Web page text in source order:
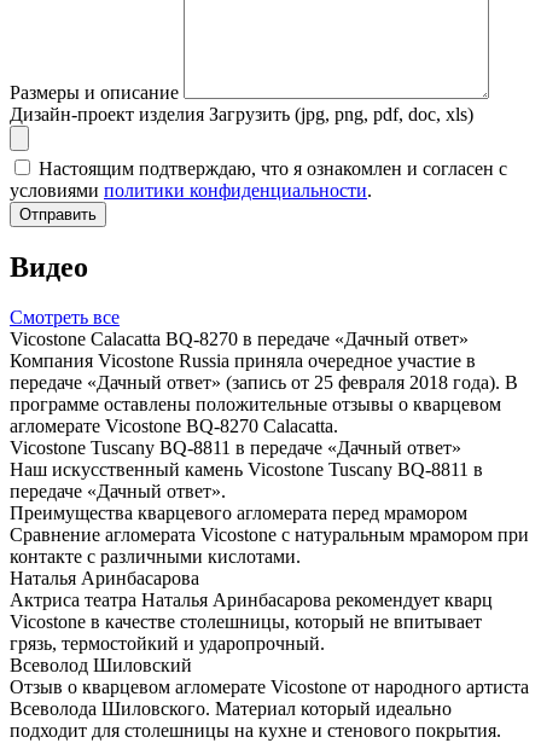
Размеры и описание
Дизайн-проект изделия Загрузить (jpg, png, pdf, doc, xls)
Настоящим подтверждаю, что я ознакомлен и согласен с
условиями политики конфиденциальности.
Отправить
Видео
Смотреть все
Vicostone Calacatta BQ-8270 в передаче «Дачный ответ»
Компания Vicostone Russia приняла очередное участие в
передаче «Дачный ответ» (запись от 25 февраля 2018 года). В
программе оставлены положительные отзывы о кварцевом
агломерате Vicostone BQ-8270 Calacatta.
Vicostone Tuscany BQ-8811 в передаче «Дачный ответ»
Наш искусственный камень Vicostone Tuscany BQ-8811 в
передаче «Дачный ответ».
Преимущества кварцевого агломерата перед мрамором
Сравнение агломерата Vicostone с натуральным мрамором при
контакте с различными кислотами.
Наталья Аринбасарова
Актриса театра Наталья Аринбасарова рекомендует кварц
Vicostone в качестве столешницы, который не впитывает
грязь, термостойкий и ударопрочный.
Всеволод Шиловский
Отзыв о кварцевом агломерате Vicostone от народного артиста
Всеволода Шиловского. Материал который идеально
подходит для столешницы на кухне и стенового покрытия.